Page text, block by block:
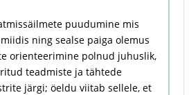
puudumine mis
ning sealse paiga olemus
orienteerimine polnud juhuslik,
teadmiste ja tähtede
järgi; öeldu viitab sellele, et